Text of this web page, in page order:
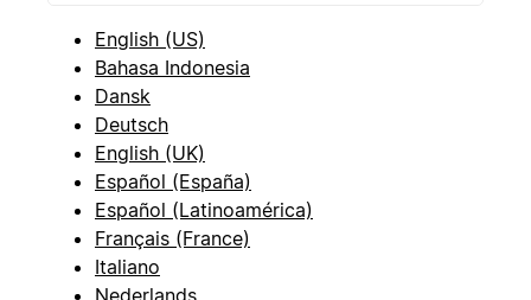
English (US)
Bahasa Indonesia
Dansk
Deutsch
English (UK)
Español (España)
Español (Latinoamérica)
Français (France)
Italiano